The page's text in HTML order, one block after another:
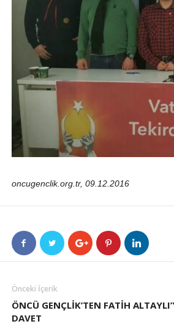
oncugenclik.org.tr, 09.12.2016
Önceki İçerik
ÖNCÜ GENÇLİK’TEN FATİH
DAVET